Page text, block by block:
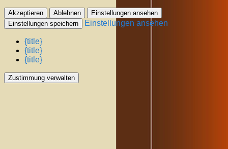
Akzeptieren Ablehnen
Einstellungen ansehen
Einstellungen speichern
Einstellungen ansehen
{title}
{title}
{title}
Zustimmung verwalten